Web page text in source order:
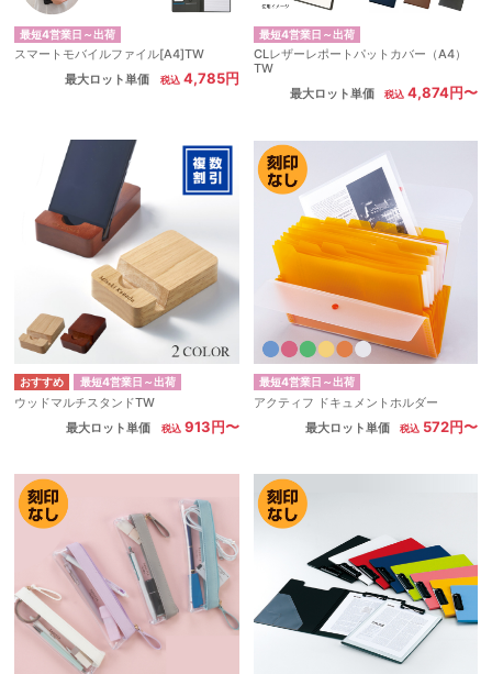
最短4営業日～出荷
スマートモバイルファイル[A4]TW
最大ロット単価
4,785円
最短4営業日～出荷
CLレザーレポートパットカバー（A4）
TW
最大ロット単価
4,874円〜
最短4営業日～出荷
ウッドマルチスタンドTW
最大ロット単価
913円〜
最短4営業日～出荷
アクティフ ドキュメントホルダー
最大ロット単価
572円〜